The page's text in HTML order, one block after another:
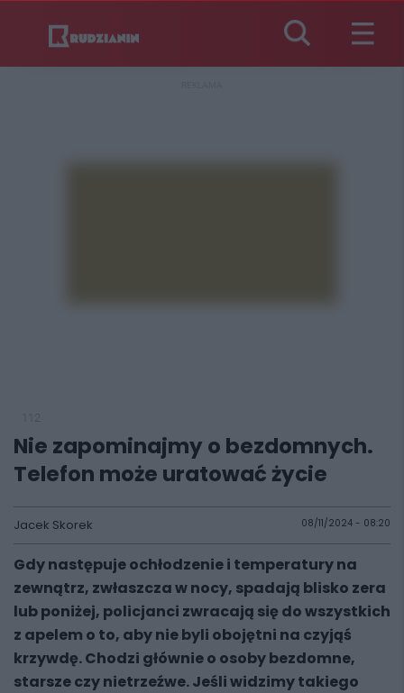
Nie zapominajmy o bezdomnych.
Telefon może uratować życie
Jacek Skorek 08/11/2024 - 08:20
Gdy następuje ochłodzenie i temperatury na
zewnątrz, zwłaszcza w nocy, spadają blisko zera
lub poniżej, policjanci zwracają się do wszystkich
z apelem o to, aby nie byli obojętni na czyjąś
krzywdę. Chodzi głównie o osoby bezdomne,
starsze czy nietrzeźwe. Jeśli widzimy takiego